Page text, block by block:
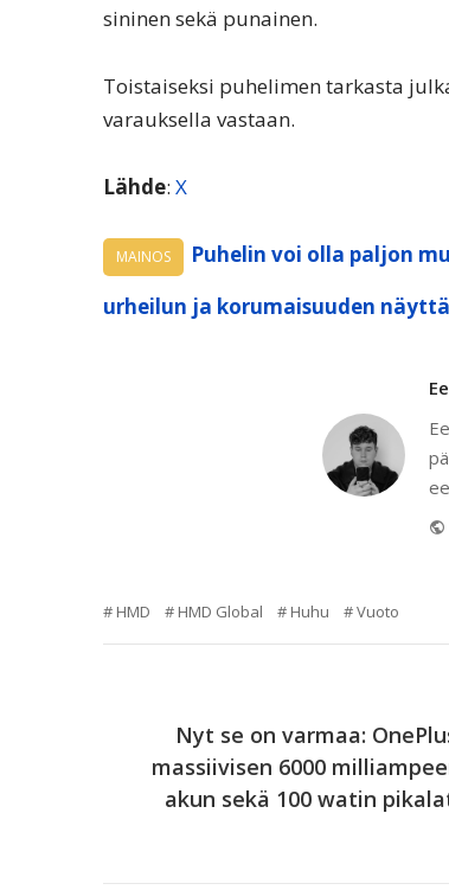
sininen sekä punainen.
Toistaiseksi puhelimen tarkasta
varauksella vastaan.
Lähde: X
MAINOS
Puhelin voi olla paljon
urheilun ja korumaisuuden
HMD HMD Global Huhu Vuoto
Nyt se on varmaa:
massiivisen 6000
akun sekä 100 watin